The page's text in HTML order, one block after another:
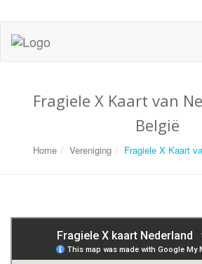
Fragiele X Kaart van
België
Home Vereniging Fragiele X Kaart